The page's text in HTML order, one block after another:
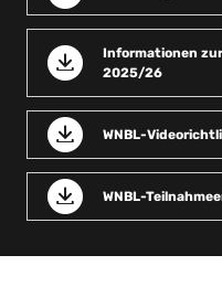
Informationen
2025/26
WNBL-
WNBL-